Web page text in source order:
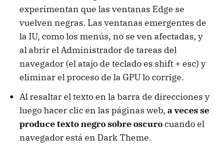
experimentan que las ventanas Edge se
vuelven negras. Las ventanas emergentes de
la IU, como los menús, no se ven afectadas, y
al abrir el Administrador de tareas del
navegador (el atajo de teclado es shift + esc) y
eliminar el proceso de la GPU lo corrige.
Al resaltar el texto en la barra de direcciones y
luego hacer clic en las páginas web, a veces se
produce texto negro sobre oscurocuando el
navegador está en Dark Theme.